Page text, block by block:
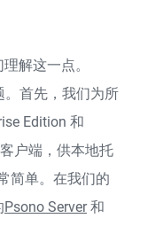
解这一点。
。首先，我们为所
Edition 和
户端，供本地托
简单。在我们的
Psono Server和